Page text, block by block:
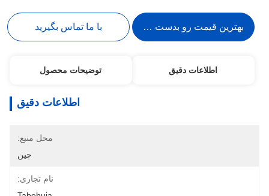
بهترین قیمت رو بدست بیار با ما تماس بگیرید
اطلاعات دقیق توضیحات محصول
اطلاعات دقیق
محل منبع:
چین
نام تجاری: